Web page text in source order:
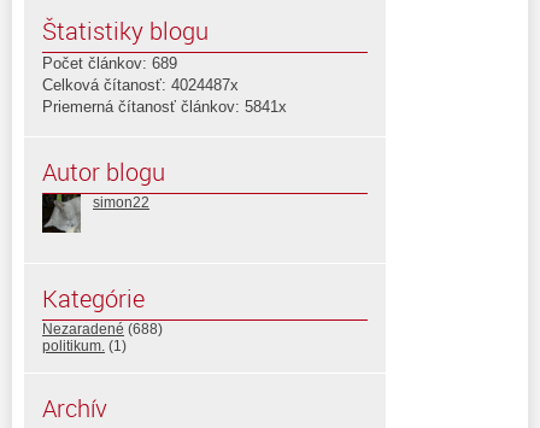
Štatistiky blogu
Počet článkov: 689
Celková čítanosť: 4024487x
Priemerná čítanosť článkov: 5841x
Autor blogu
simon22
Kategórie
Nezaradené (688)
politikum. (1)
Archív